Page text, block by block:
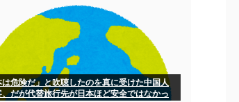
は危険だ」と吹聴したのを真に受けた中国人
だが代替旅行先が日本ほど安全ではなかっ